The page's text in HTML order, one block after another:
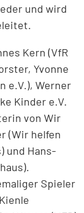
und wird
Kern (VfR
Yvonne
e.V.), Werner
Kinder e.V.
von Wir
(Wir helfen
und Hans-
Spieler